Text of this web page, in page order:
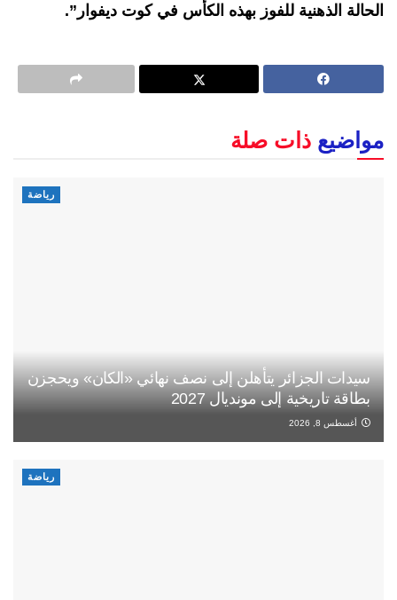
الحالة الذهنية للفوز بهذه الكأس في كوت ديفوار”.
مواضيع ذات صلة
رياضة
سيدات الجزائر يتأهلن إلى نصف نهائي «الكان» ويحجزن
بطاقة تاريخية إلى مونديال 2027
أغسطس 8, 2026
رياضة